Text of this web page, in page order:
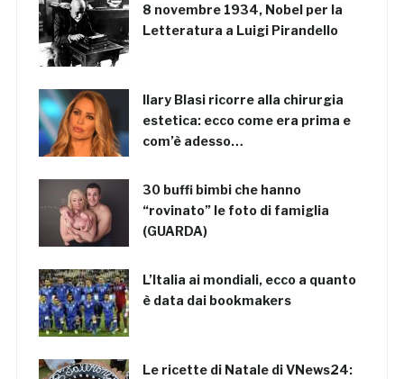
8 novembre 1934, Nobel per la
Letteratura a Luigi Pirandello
Ilary Blasi ricorre alla chirurgia
estetica: ecco come era prima e
com’è adesso…
30 buffi bimbi che hanno
“rovinato” le foto di famiglia
(GUARDA)
L’Italia ai mondiali, ecco a quanto
è data dai bookmakers
Le ricette di Natale di VNews24: